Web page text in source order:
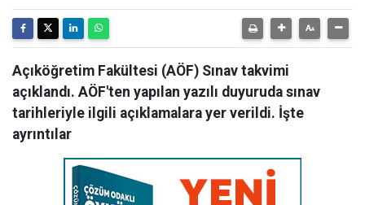
Açıköğretim Fakültesi (AÖF) Sınav takvimi
açıklandı. AÖF'ten yapılan yazılı duyuruda sınav
tarihleriyle ilgili açıklamalara yer verildi. İşte
ayrıntılar